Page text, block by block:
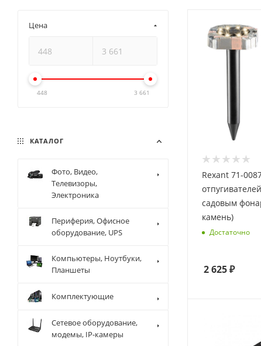
Rexant 71-
садовым
камень)
Достаточно
2 625₽
Цена
448 3 661
КАТАЛОГ
Фото, Видео,
Телевизоры,
Электроника
Периферия, Офисное
оборудование, UPS
Компьютеры, Ноутбуки,
Планшеты
Комплектующие
Сетевое оборудование,
модемы, IP-камеры